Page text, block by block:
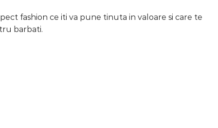
fashion ce iti va pune tinuta in valoare si care te
barbati.